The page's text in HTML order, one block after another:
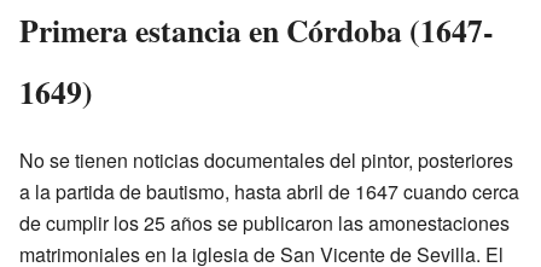
Primera estancia en Córdoba (1647-
1649)
No se tienen noticias documentales del pintor, posteriores
a la partida de bautismo, hasta abril de 1647 cuando cerca
de cumplir los 25 años se publicaron las amonestaciones
matrimoniales en la iglesia de San Vicente de Sevilla. El